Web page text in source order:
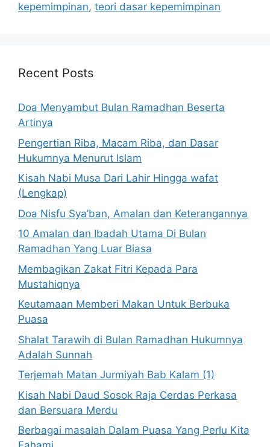
kepemimpinan, teori dasar kepemimpinan
Recent Posts
Doa Menyambut Bulan Ramadhan Beserta
Artinya
Pengertian Riba, Macam Riba, dan Dasar
Hukumnya Menurut Islam
Kisah Nabi Musa Dari Lahir Hingga wafat
(Lengkap)
Doa Nisfu Sya’ban, Amalan dan Keterangannya
10 Amalan dan Ibadah Utama Di Bulan
Ramadhan Yang Luar Biasa
Membagikan Zakat Fitri Kepada Para
Mustahiqnya
Keutamaan Memberi Makan Untuk Berbuka
Puasa
Shalat Tarawih di Bulan Ramadhan Hukumnya
Adalah Sunnah
Terjemah Matan Jurmiyah Bab Kalam (1)
Kisah Nabi Daud Sosok Raja Cerdas Perkasa
dan Bersuara Merdu
Berbagai masalah Dalam Puasa Yang Perlu Kita